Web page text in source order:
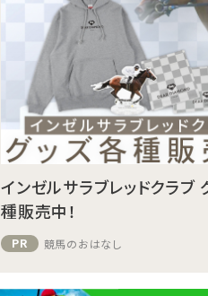
インゼルサラブレッドクラブ
種販売中！
PR 競馬のおはなし